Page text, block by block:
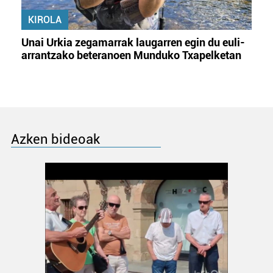
KIROLA
Unai Urkia zegamarrak laugarren egin du euli-
arrantzako beteranoen Munduko Txapelketan
Azken bideoak